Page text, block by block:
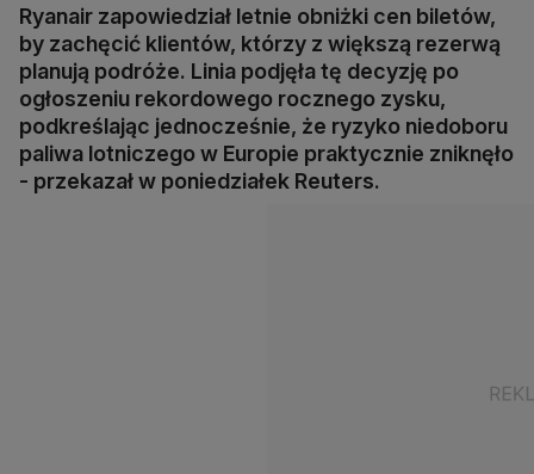
Ryanair zapowiedział letnie obniżki cen biletów,
by zachęcić klientów, którzy z większą rezerwą
planują podróże. Linia podjęła tę decyzję po
ogłoszeniu rekordowego rocznego zysku,
podkreślając jednocześnie, że ryzyko niedoboru
paliwa lotniczego w Europie praktycznie zniknęło
- przekazał w poniedziałek Reuters.